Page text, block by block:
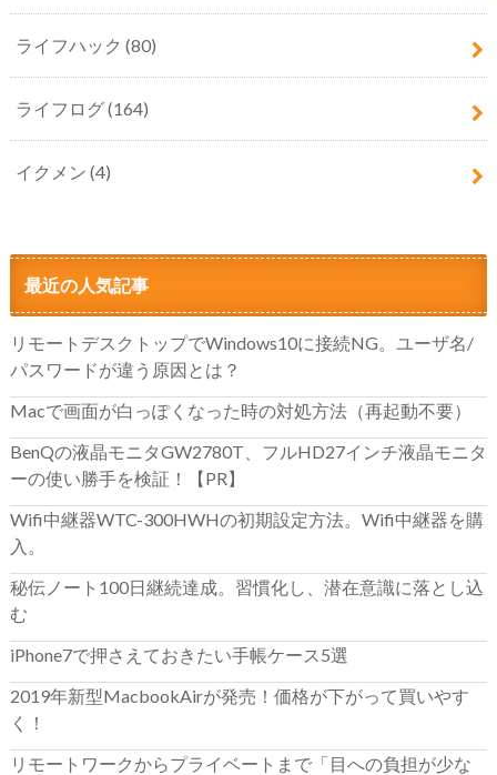
ライフハック (80)
ライフログ(164)
イクメン (4)
最近の人気記事
リモートデスクトップでWindows10に接続NG。ユーザ名/
パスワードが違う原因とは？
Macで画面が白っぽくなった時の対処方法（再起動不要）
BenQの液晶モニタGW2780T、フルHD27インチ液晶モニタ
ーの使い勝手を検証！【PR】
Wifi中継器WTC-300HWHの初期設定方法。Wifi中継器を購
入。
秘伝ノート100日継続達成。習慣化し、潜在意識に落とし込
む
iPhone7で押さえておきたい手帳ケース5選
2019年新型MacbookAirが発売！価格が下がって買いやす
く！
リモートワークからプライベートまで「目への負担が少な